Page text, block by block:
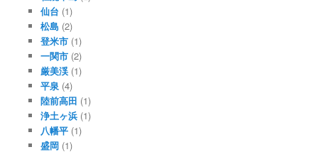
仙台 (1)
松島(2)
登米市(1)
一関市(2)
厳美渓(1)
平泉(4)
陸前高田 (1)
浄土ヶ浜(1)
八幡平(1)
盛岡(1)